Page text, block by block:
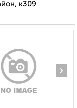
к309
›